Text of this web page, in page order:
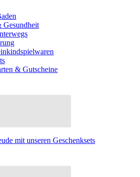
Gesundheit
& Gutscheine
mit unseren Geschenksets